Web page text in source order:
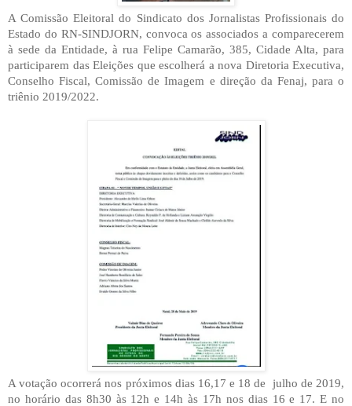
A Comissão Eleitoral do Sindicato dos Jornalistas Profissionais do
Estado do RN-SINDJORN, convoca os associados a comparecerem
à sede da Entidade, à rua Felipe Camarão, 385, Cidade Alta, para
participarem das Eleições que escolherá a nova Diretoria Executiva,
Conselho Fiscal, Comissão de Imagem e direção da Fenaj, para o
triênio 2019/2022.
A votação ocorrerá nos próximos dias 16,17 e 18 de
julho de 2019,
no horário das 8h30 às 12h e 14h às 17h nos dias 16 e 17. E no